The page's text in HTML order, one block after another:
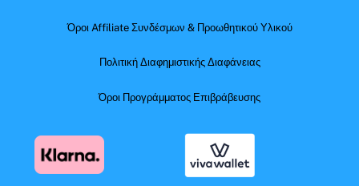
Όροι Affiliate Συνδέσμων & Προωθητικού Υλικού
Πολιτική Διαφημιστικής Διαφάνειας
Όροι Προγράμματος Επιβράβευσης